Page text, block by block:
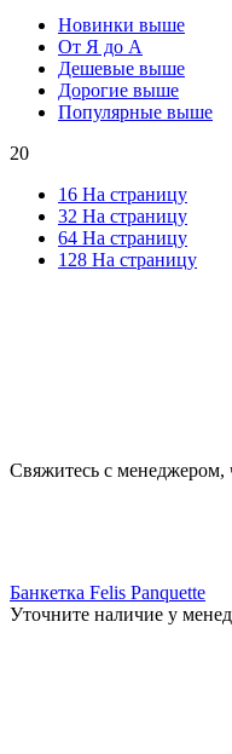
Новинки выше
От Я до А
Дешевые выше
Дорогие выше
Популярные выше
20
16 На страницу
32 На страницу
64 На страницу
128 На страницу
Свяжитесь с менеджером,
Банкетка Felis Panquette
Уточните наличие у